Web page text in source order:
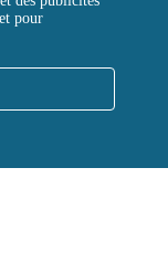
pour